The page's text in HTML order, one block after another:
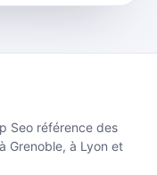
Seo référence des
Grenoble, à Lyon et